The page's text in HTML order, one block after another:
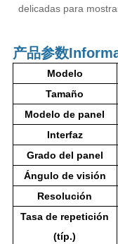
delicadas para
产品参数
Modelo
Tamaño
Modelo de panel
Interfaz
Grado del panel
Ángulo de visión
Resolución
Tasa de repetición
(típ.)